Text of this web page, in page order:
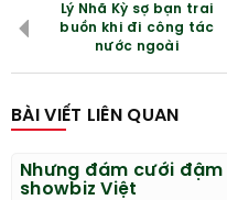
Lý Nhã Kỳ sợ bạn trai
buồn khi đi công tác
nước ngoài
BÀI VIẾT LIÊN QUAN
Nhưng đám cưới đậm
showbiz Việt